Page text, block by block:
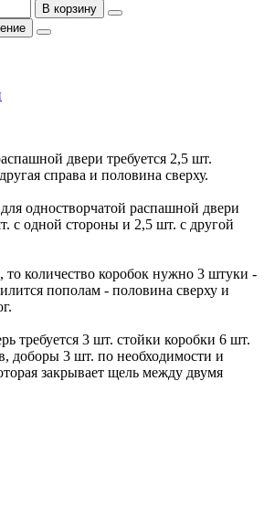
В корзину
двери требуется 2,5 шт.
справа и половина сверху.
одностворчатой распашной двери
с одной стороны и 2,5 шт. с другой
то количество коробок нужно 3 штуки -
пополам - половина сверху и
требуется 3 шт. стойки коробки 6 шт.
доборы 3 шт. по необходимости и
закрывает щель между двумя